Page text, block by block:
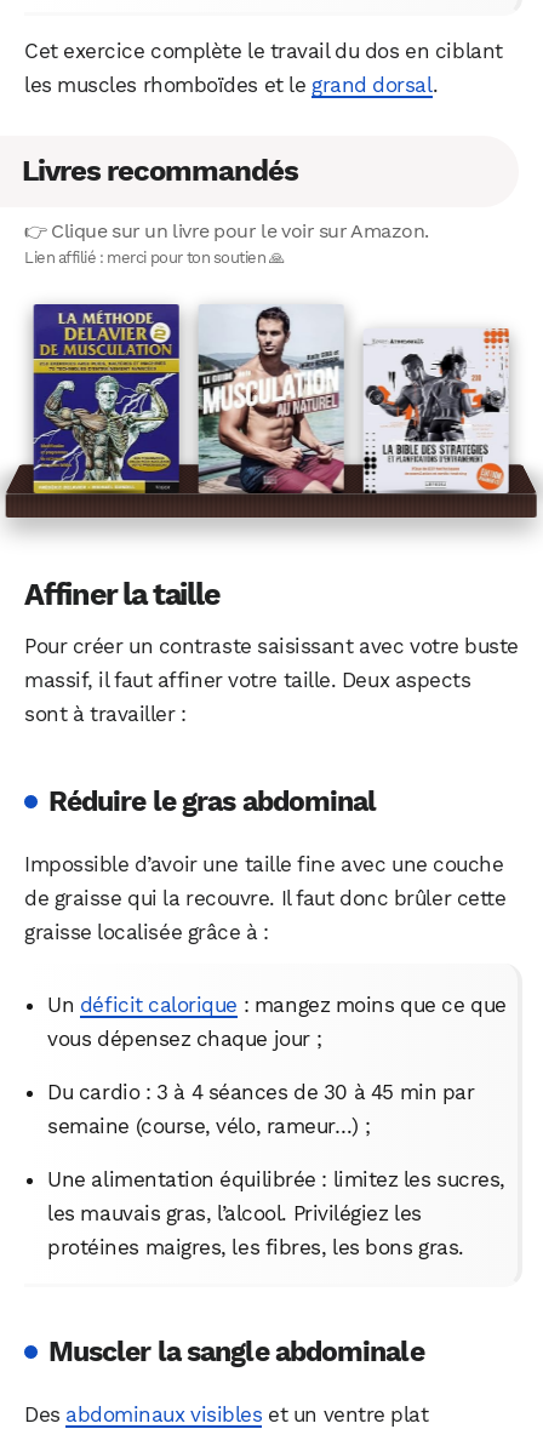
Cet exercice complète le travail du dos en ciblant
les muscles rhomboïdes et le grand dorsal.
Livres recommandés
👉 Clique sur un livre pour le voir sur Amazon.
Lien affilié : merci pour ton soutien 🙏
Affiner la taille
Pour créer un contraste saisissant avec votre buste
massif, il faut affiner votre taille. Deux aspects
sont à travailler :
Réduire le gras abdominal
Impossible d’avoir une taille fine avec une couche
de graisse qui la recouvre. Il faut donc brûler cette
graisse localisée grâce à :
Un déficit calorique : mangez moins que ce que
vous dépensez chaque jour ;
Du cardio : 3 à 4 séances de 30 à 45 min par
semaine (course, vélo, rameur…) ;
Une alimentation équilibrée : limitez les sucres,
les mauvais gras, l’alcool. Privilégiez les
protéines maigres, les fibres, les bons gras.
Muscler la sangle abdominale
Des abdominaux visibles et un ventre plat
Facebook X LinkedIn